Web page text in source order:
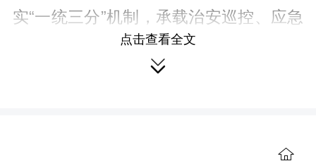
实“一统三分”机制，承载治安巡控、应急
处突、便民服务、矛盾联调、法治宣教
等多元功能。如今，综合警务站已成为
警务前移、服务下沉，是永州深化基层
点击查看全文
